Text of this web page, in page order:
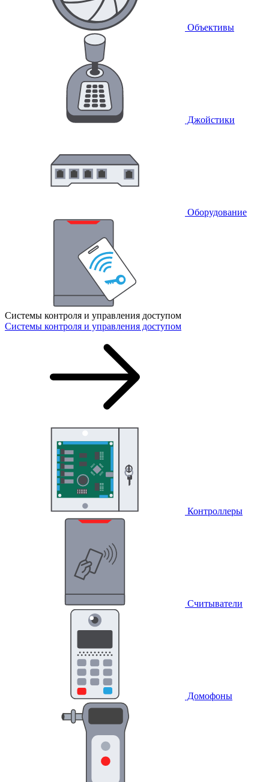
Объективы
Джойстики
Оборудование
Системы контроля и управления доступом
Системы контроля и управления доступом
Контроллеры
Считыватели
Домофоны